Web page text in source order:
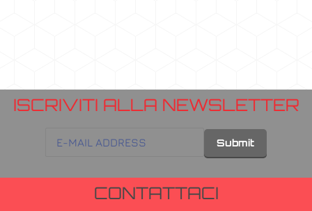
ISCRIVITI ALLA NEWSLETTER
CONTATTACI